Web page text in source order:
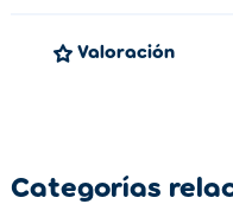
Valoración
Categorías